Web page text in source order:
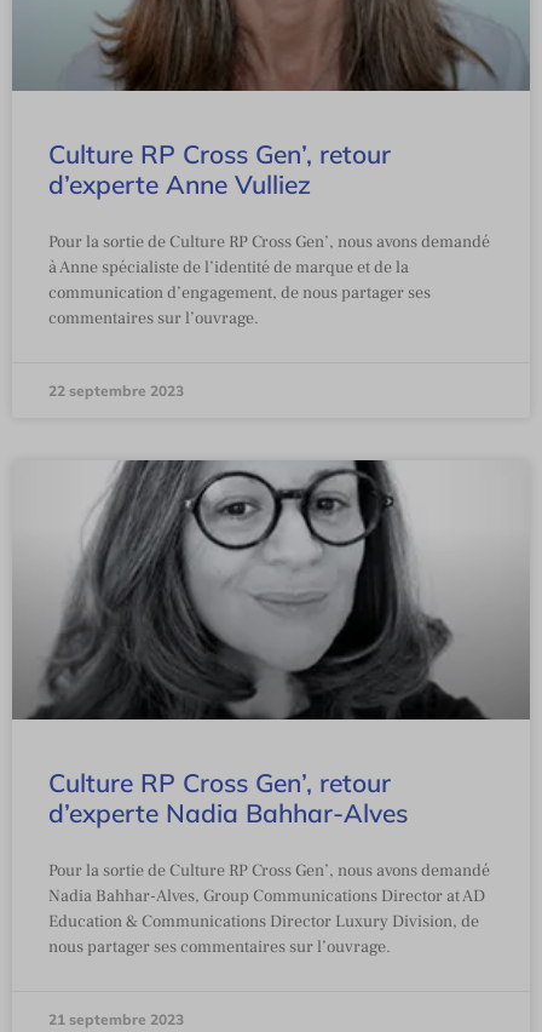
Culture RP Cross Gen’, retour
d’experte Anne Vulliez
Pour la sortie de Culture RP Cross Gen’, nous avons demandé
à Anne spécialiste de l’identité de marque et de la
communication d’engagement, de nous partager ses
commentaires sur l’ouvrage.
22 septembre 2023
Culture RP Cross Gen’, retour
d’experte Nadia Bahhar-Alves
Pour la sortie de Culture RP Cross Gen’, nous avons demandé
Nadia Bahhar-Alves, Group Communications Director at AD
Education & Communications Director Luxury Division, de
nous partager ses commentaires sur l’ouvrage.
21 septembre 2023